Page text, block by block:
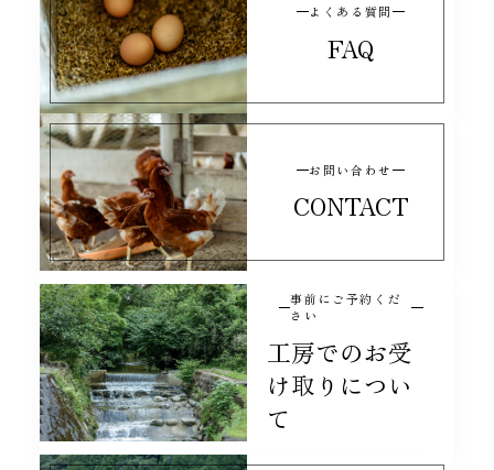
よくある質問
FAQ
お問い合わせ
CONTACT
事前にご予約くだ
さい
工房でのお受
け取りについ
て